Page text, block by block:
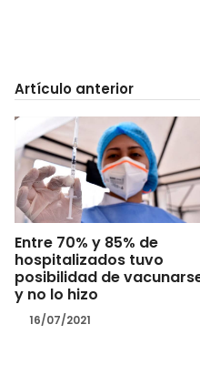
Artículo anterior
Entre 70% y 85% de
hospitalizados tuvo
posibilidad de
y no lo hizo
16/07/2021